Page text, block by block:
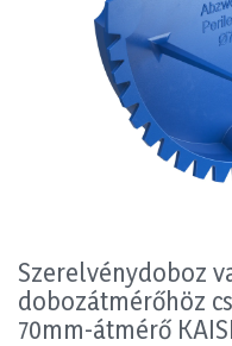
Szerelvénydoboz
dobozátmérőhöz
70mm-átmérő